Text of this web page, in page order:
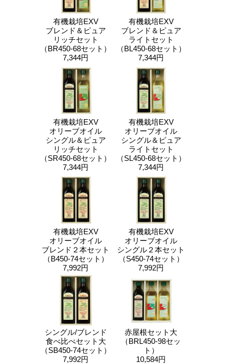
有機栽培EXV
ブレンド＆ピュア
リッチセット
（BR450-68セット）
7,344円
有機栽培EXV
ブレンド＆ピュア
ライトセット
（BL450-68セット）
7,344円
有機栽培EXV
オリーブオイル
シングル＆ピュア
リッチセット
（SR450-68セット）
7,344円
有機栽培EXV
オリーブオイル
シングル＆ピュア
ライトセット
（SL450-68セット）
7,344円
有機栽培EXV
オリーブオイル
ブレンド２本セット
（B450-74セット）
7,992円
有機栽培EXV
オリーブオイル
シングル２本セット
（S450-74セット）
7,992円
シングル/ブレンド
食べ比べセット大
（SB450-74セット）
7,992円
赤屋根セット大
（BRL450-98セッ
ト）
10,584円